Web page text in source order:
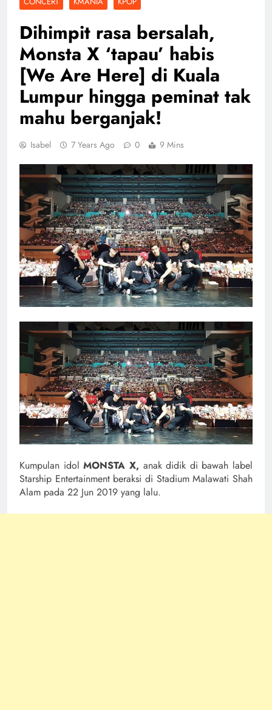
Dihimpit rasa bersalah,
Monsta X ‘tapau’ habis
[We Are Here] di Kuala
Lumpur hingga peminat tak
mahu berganjak!
Isabel 7 Years Ago 0 9 Mins
Kumpulan idolMONSTA X, anak didik di bawah label
Starship Entertainment beraksi di Stadium Malawati Shah
Alam pada 22 Jun 2019 yang lalu.